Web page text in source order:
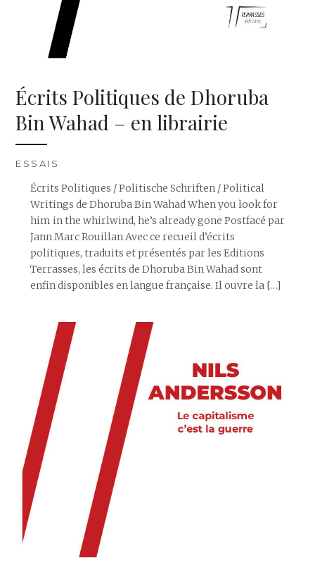
Écrits Politiques de Dhoruba
Bin Wahad – en librairie
ESSAIS
Écrits Politiques / Politische Schriften / Political
Writings de Dhoruba Bin Wahad When you look for
him in the whirlwind, he’s already gone Postfacé par
Jann Marc Rouillan Avec ce recueil d’écrits
politiques, traduits et présentés par les Editions
Terrasses, les écrits de Dhoruba Bin Wahad sont
enfin disponibles en langue française. Il ouvre la […]